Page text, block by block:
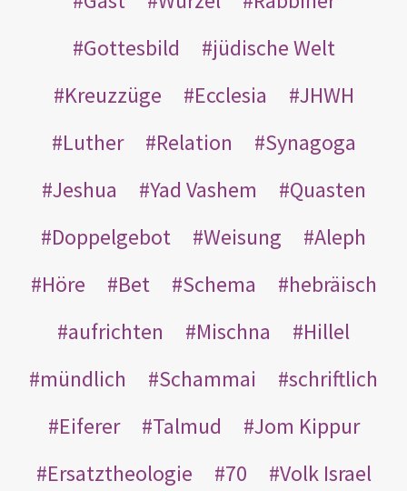
Gottesbild
jüdische Welt
Kreuzzüge
Ecclesia
JHWH
Luther
Relation
Synagoga
Jeshua
Yad Vashem
Quasten
Doppelgebot
Weisung
Aleph
Höre
Bet Schema
hebräisch
aufrichten
Mischna
Hillel
mündlich
Schammai
schriftlich
Eiferer
Talmud
Jom Kippur
Ersatztheologie
70 Volk Israel